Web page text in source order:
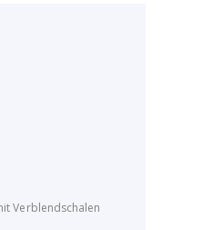
Verblendschalen